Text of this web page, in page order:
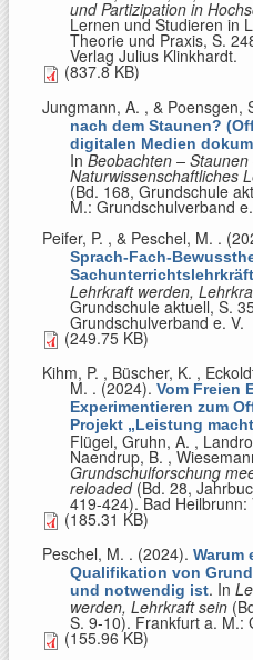
und Partizipation in
Lernen und Studieren in
Theorie und Praxis, S.
Verlag Julius Klinkhardt.
(837.8 KB)
Jungmann, A. , & Poensgen,
nach dem Staunen?
digitalen Medien
InBeobachten –
Naturwissenschaftliches
(Bd. 168, Grundschule
M.: Grundschulverband
Peifer, P. , & Peschel, M. .
Sprach-Fach-
Lehrkraft werden,
Grundschule aktuell, S.
Grundschulverband e. V.
(249.75 KB)
Kihm, P. , Büscher, K. ,
M. . (2024). Vom Freien
Experimentieren zum
Projekt „Leistung
Flügel, Gruhn, A. ,
Naendrup, B. ,
Grundschulforschung
reloaded(Bd. 28,
419-424). Bad
(185.31 KB)
Peschel, M. . (2024). Warum
Qualifikation von
und notwendig ist. In
werden, Lehrkraft sein
S. 9-10). Frankfurt a. M.:
(155.96 KB)